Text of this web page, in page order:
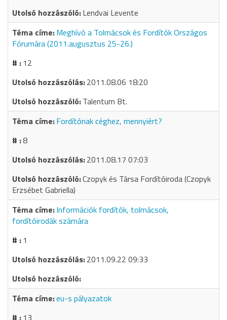
Lendvai Levente
Meghívó a Tolmácsok és Fordítók Országos
Fórumára (2011.augusztus 25-26.)
12
2011.08.06 18:20
Talentum Bt.
Fordítónak céghez, mennyiért?
8
2011.08.17 07:03
Czopyk és Társa Fordítóiroda (Czopyk
Erzsébet Gabriella)
Információk fordítók, tolmácsok,
fordítóirodák számára
1
2011.09.22 09:33
eu-s pályazatok
13